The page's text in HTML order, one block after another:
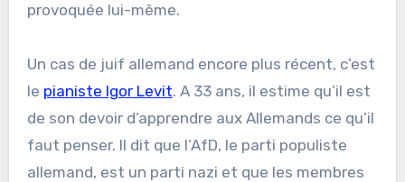
provoquée lui-même.
Un cas de juif allemand encore plus récent, c’est
le pianiste Igor Levit. A 33 ans, il estime qu’il est
de son devoir d’apprendre aux Allemands ce qu’il
faut penser. Il dit que l’AfD, le parti populiste
allemand, est un parti nazi et que les membres